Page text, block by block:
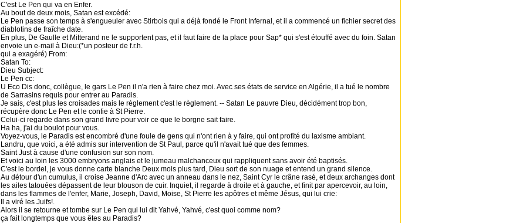
C'est Le Pen qui va en Enfer.
Au bout de deux mois, Satan est excédé:
Le Pen passe son temps à s'engueuler avec Stirbois qui a déjà fondé le Front Infernal, et il a commencé un fichier secret des
diablotins de fraîche date.
En plus, De Gaulle et Mitterand ne le supportent pas, et il faut faire de la place pour Sap* qui s'est étouffé avec du foin. Satan
envoie un e-mail à Dieu:(*un posteur de f.r.h.
qui a exagéré) From:
Satan To:
Dieu Subject:
Le Pen cc:
U Eco Dis donc, collègue, le gars Le Pen il n'a rien à faire chez moi. Avec ses états de service en Algérie, il a tué le nombre
de Sarrasins requis pour entrer au Paradis.
Je sais, c'est plus les croisades mais le règlement c'est le règlement. -- Satan Le pauvre Dieu, décidément trop bon,
récupère donc Le Pen et le confie à St Pierre.
Celui-ci regarde dans son grand livre pour voir ce que le borgne sait faire.
Ha ha, j'ai du boulot pour vous.
Voyez-vous, le Paradis est encombré d'une foule de gens qui n'ont rien à y faire, qui ont profité du laxisme ambiant.
Landru, que voici, a été admis sur intervention de St Paul, parce qu'il n'avait tué que des femmes.
Saint Just à cause d'une confusion sur son nom.
Et voici au loin les 3000 embryons anglais et le jumeau malchanceux qui rappliquent sans avoir été baptisés.
C'est le bordel, je vous donne carte blanche Deux mois plus tard, Dieu sort de son nuage et entend un grand silence.
Au détour d'un cumulus, il croise Jeanne d'Arc avec un anneau dans le nez, Saint Cyr le crâne rasé, et deux archanges dont
les ailes tatouées dépassent de leur blouson de cuir. Inquiet, il regarde à droite et à gauche, et finit par apercevoir, au loin,
dans les flammes de l'enfer, Marie, Joseph, David, Moise, St Pierre les apôtres et même Jésus, qui lui crie:
Il a viré les Juifs!.
Alors il se retourne et tombe sur Le Pen qui lui dit Yahvé, Yahvé, c'est quoi comme nom?
ça fait longtemps que vous êtes au Paradis?